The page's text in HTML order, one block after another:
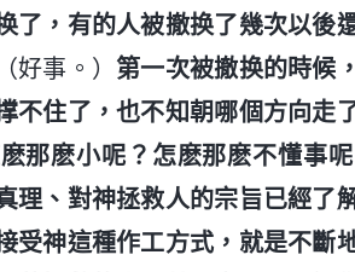
了，有的人被撤换了幾次以後
（好事。）第一次被撤换的時候
不住了，也不知朝哪個方向走
那麽小呢？怎麽那麽不懂事
理、對神拯救人的宗旨已經了
受神這種作工方式，就是不斷